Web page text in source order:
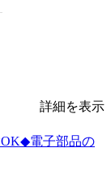
詳細を表示